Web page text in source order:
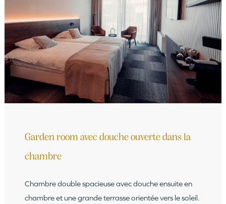
Garden room avec douche ouverte dans la
chambre
Chambre double spacieuse avec douche ensuite en
chambre et une grande terrasse orientée vers le soleil.